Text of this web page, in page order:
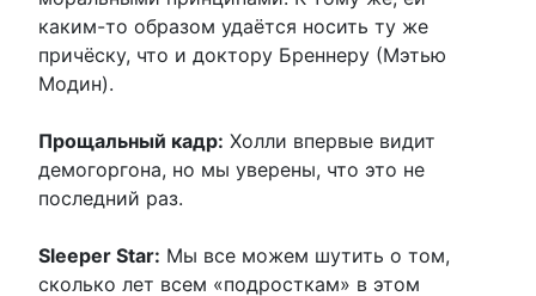
каким-то образом удаётся носить ту же
причёску, что и доктору Бреннеру (Мэтью
Модин).
Прощальный кадр: Холли впервые видит
демогоргона, но мы уверены, что это не
последний раз.
Sleeper Star: Мы все можем шутить о том,
сколько лет всем «подросткам» в этом